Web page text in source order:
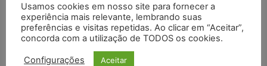
Meta é alvo de denúncia após anúncios com conteúdo
sexual infantil gerado por IA circularem em suas
plataformas
Usamos cookies em nosso site para fornecer a
experiência mais relevante, lembrando suas
preferências e visitas repetidas. Ao clicar em “Aceitar”,
concorda com a utilização de TODOS os cookies.
Configurações Aceitar